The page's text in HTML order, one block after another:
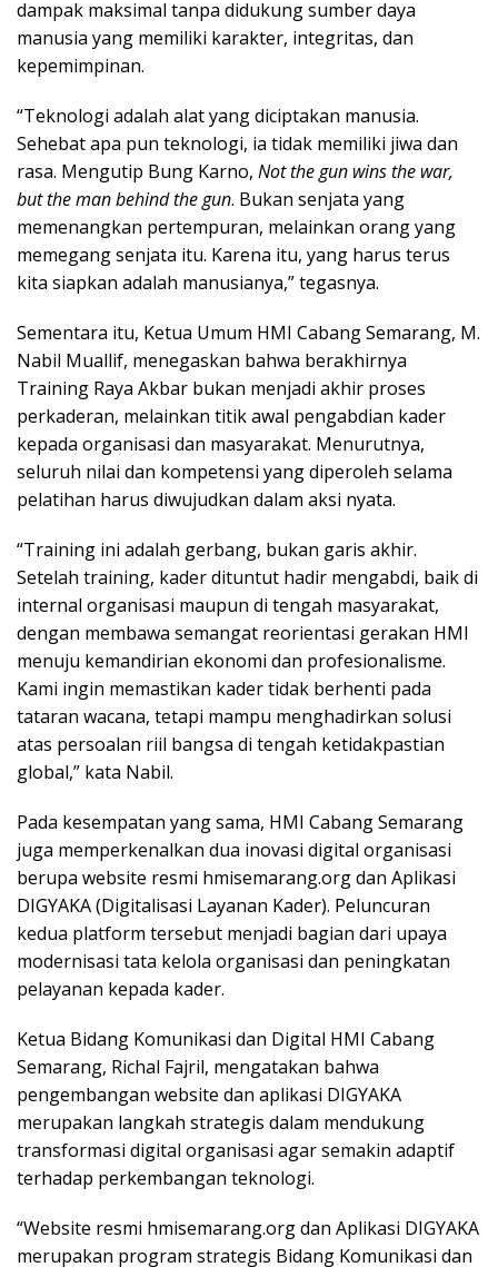
dampak maksimal tanpa didukung sumber daya
manusia yang memiliki karakter, integritas, dan
kepemimpinan.
“Teknologi adalah alat yang diciptakan manusia.
Sehebat apa pun teknologi, ia tidak memiliki jiwa dan
rasa. Mengutip Bung Karno, Not the gun wins the war,
but the man behind the gun. Bukan senjata yang
memenangkan pertempuran, melainkan orang yang
memegang senjata itu. Karena itu, yang harus terus
kita siapkan adalah manusianya,” tegasnya.
Sementara itu, Ketua Umum HMI Cabang Semarang, M.
Nabil Muallif, menegaskan bahwa berakhirnya
Training Raya Akbar bukan menjadi akhir proses
perkaderan, melainkan titik awal pengabdian kader
kepada organisasi dan masyarakat. Menurutnya,
seluruh nilai dan kompetensi yang diperoleh selama
pelatihan harus diwujudkan dalam aksi nyata.
“Training ini adalah gerbang, bukan garis akhir.
Setelah training, kader dituntut hadir mengabdi, baik di
internal organisasi maupun di tengah masyarakat,
dengan membawa semangat reorientasi gerakan HMI
menuju kemandirian ekonomi dan profesionalisme.
Kami ingin memastikan kader tidak berhenti pada
tataran wacana, tetapi mampu menghadirkan solusi
atas persoalan riil bangsa di tengah ketidakpastian
global,” kata Nabil.
Pada kesempatan yang sama, HMI Cabang Semarang
juga memperkenalkan dua inovasi digital organisasi
berupa website resmi hmisemarang.org dan Aplikasi
DIGYAKA (Digitalisasi Layanan Kader). Peluncuran
kedua platform tersebut menjadi bagian dari upaya
modernisasi tata kelola organisasi dan peningkatan
pelayanan kepada kader.
Ketua Bidang Komunikasi dan Digital HMI Cabang
Semarang, Richal Fajril, mengatakan bahwa
pengembangan website dan aplikasi DIGYAKA
merupakan langkah strategis dalam mendukung
transformasi digital organisasi agar semakin adaptif
terhadap perkembangan teknologi.
“Website resmi hmisemarang.org dan Aplikasi DIGYAKA
merupakan program strategis Bidang Komunikasi dan